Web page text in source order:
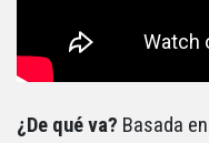
¿De qué va? Basada